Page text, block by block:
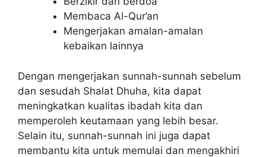
Membaca Al-Qur’an
Mengerjakan amalan-amalan
kebaikan lainnya
Dengan mengerjakan sunnah-sunnah sebelum
dan sesudah Shalat Dhuha, kita dapat
meningkatkan kualitas ibadah kita dan
memperoleh keutamaan yang lebih besar.
Selain itu, sunnah-sunnah ini juga dapat
membantu kita untuk memulai dan mengakhiri